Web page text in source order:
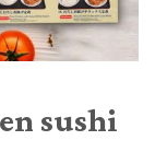
sushi